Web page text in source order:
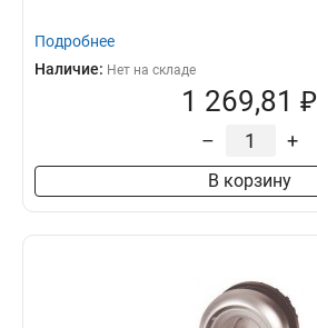
Подробнее
Наличие: Нет на складе
1 269,81 ₽
– +
В корзину